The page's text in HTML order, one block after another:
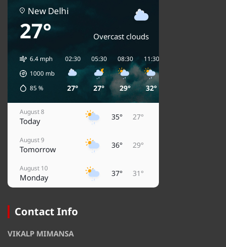
New Delhi
27° Overcast clouds
6.4 mph
1000 mb
85%
02:30
27°
05:30
27°
08:30
29°
11:30
32°
August 8
Today 35° 27°
August 9
Tomorrow 36° 29°
August 10
Monday 37° 31°
Tuesday
Wednesday
Contact Info
VIKALP MIMANSA